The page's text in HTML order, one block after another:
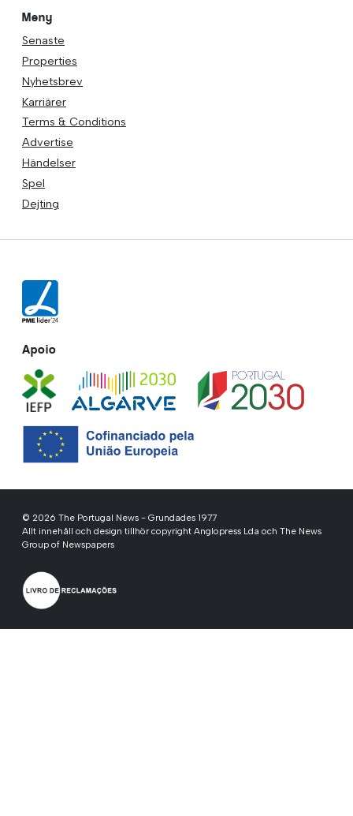
Meny
Senaste
Properties
Nyhetsbrev
Karriärer
Terms & Conditions
Advertise
Händelser
Spel
Dejting
Apoio
© 2026 The Portugal News - Grundades 1977
Allt innehåll och design tillhör copyright Anglopress Lda och The News
Group of Newspapers